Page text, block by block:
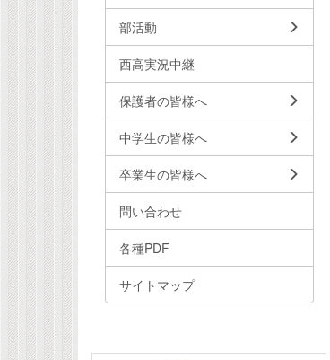
部活動
西高実況中継
保護者の皆様へ
中学生の皆様へ
卒業生の皆様へ
問い合わせ
各種PDF
サイトマップ